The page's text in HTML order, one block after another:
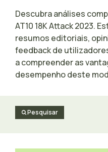
Descubra análises
AT10 18K Attack 2023.
resumos editoriais,
feedback de
a compreender as
desempenho deste
Pesquisar